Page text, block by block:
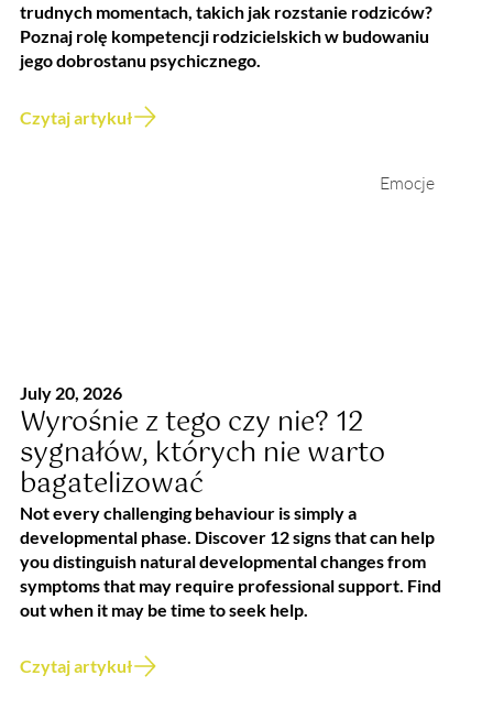
trudnych momentach, takich jak rozstanie rodziców?
Poznaj rolę kompetencji rodzicielskich w budowaniu
jego dobrostanu psychicznego.
Czytaj artykuł
Emocje
July 20, 2026
Wyrośnie z tego czy nie? 12
sygnałów, których nie warto
bagatelizować
Not every challenging behaviour is simply a
developmental phase. Discover 12 signs that can help
you distinguish natural developmental changes from
symptoms that may require professional support. Find
out when it may be time to seek help.
Czytaj artykuł